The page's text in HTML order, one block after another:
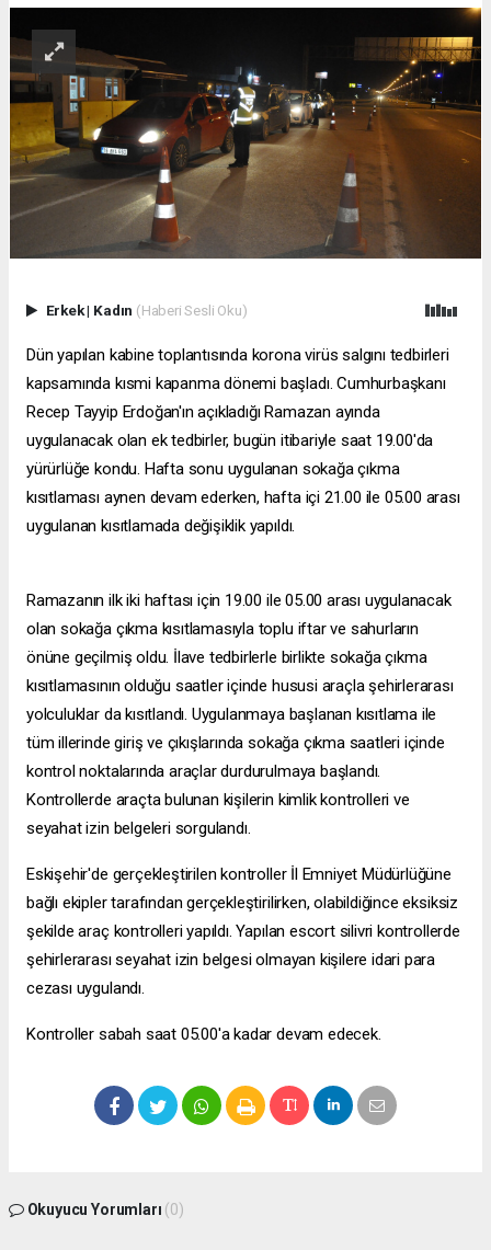
Erkek| Kadın (Haberi Sesli Oku)
Dün yapılan kabine toplantısında korona virüs salgını tedbirleri
kapsamında kısmi kapanma dönemi başladı. Cumhurbaşkanı
Recep Tayyip Erdoğan'ın açıkladığı Ramazan ayında
uygulanacak olan ek tedbirler, bugün itibariyle saat 19.00'da
yürürlüğe kondu. Hafta sonu uygulanan sokağa çıkma
kısıtlaması aynen devam ederken, hafta içi 21.00 ile 05.00 arası
uygulanan kısıtlamada değişiklik yapıldı.
Ramazanın ilk iki haftası için 19.00 ile 05.00 arası uygulanacak
olan sokağa çıkma kısıtlamasıyla toplu iftar ve sahurların
önüne geçilmiş oldu. İlave tedbirlerle birlikte sokağa çıkma
kısıtlamasının olduğu saatler içinde hususi araçla şehirlerarası
yolculuklar da kısıtlandı. Uygulanmaya başlanan kısıtlama ile
tüm illerinde giriş ve çıkışlarında sokağa çıkma saatleri içinde
kontrol noktalarında araçlar durdurulmaya başlandı.
Kontrollerde araçta bulunan kişilerin kimlik kontrolleri ve
seyahat izin belgeleri sorgulandı.
Eskişehir'de gerçekleştirilen kontroller İl Emniyet Müdürlüğüne
bağlı ekipler tarafından gerçekleştirilirken, olabildiğince eksiksiz
şekilde araç kontrolleri yapıldı. Yapılan escort silivri kontrollerde
şehirlerarası seyahat izin belgesi olmayan kişilere idari para
cezası uygulandı.
Kontroller sabah saat 05.00'a kadar devam edecek.
Okuyucu Yorumları (0)